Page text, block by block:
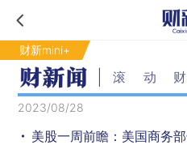
财新mini+
滚动
2023/08/28
美股一周前瞻：美国商务